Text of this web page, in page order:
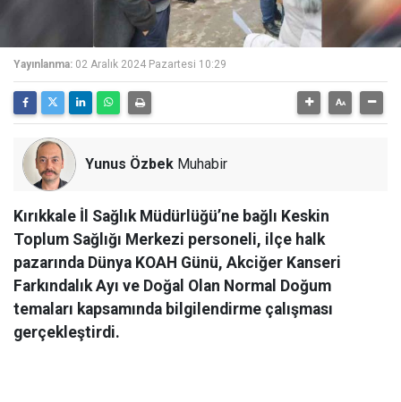
Yayınlanma: 02 Aralık 2024 Pazartesi 10:29
Yunus Özbek Muhabir
Kırıkkale İl Sağlık Müdürlüğü’ne bağlı Keskin
Toplum Sağlığı Merkezi personeli, ilçe halk
pazarında Dünya KOAH Günü, Akciğer Kanseri
Farkındalık Ayı ve Doğal Olan Normal Doğum
temaları kapsamında bilgilendirme çalışması
gerçekleştirdi.